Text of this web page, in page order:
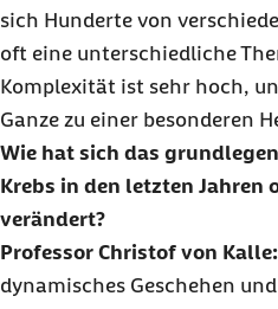
sich Hunderte von
oft eine unterschiedliche
Komplexität ist sehr hoch,
Ganze zu einer besonderen
Wie hat sich das
Krebs in den letzten Jahren
verändert?
Professor Christof von Kalle:
dynamisches Geschehen